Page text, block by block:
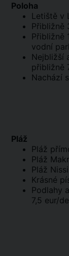
Poloha
Letiště v
Přibližně
Přibližně
vodní
Nejbližší
přibližně
Nachází
Pláž
Pláž
Pláž
Pláž
Krásné
Podlahy
7,5 eur/